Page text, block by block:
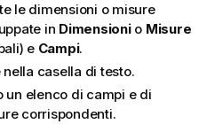
le dimensioni o misure
in Dimensionio Misure
e Campi.
casella di testo.
un elenco di campi e di
corrispondenti.